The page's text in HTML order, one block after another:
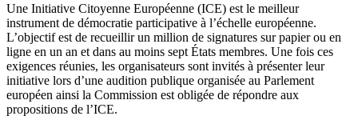
Une Initiative Citoyenne Européenne (ICE) est le meilleur
instrument de démocratie participative à l’échelle européenne.
L’objectif est de recueillir un million de signatures sur papier ou en
ligne en un an et dans au moins sept États membres. Une fois ces
exigences réunies, les organisateurs sont invités à présenter leur
initiative lors d’une audition publique organisée au Parlement
européen ainsi la Commission est obligée de répondre aux
propositions de l’ICE.